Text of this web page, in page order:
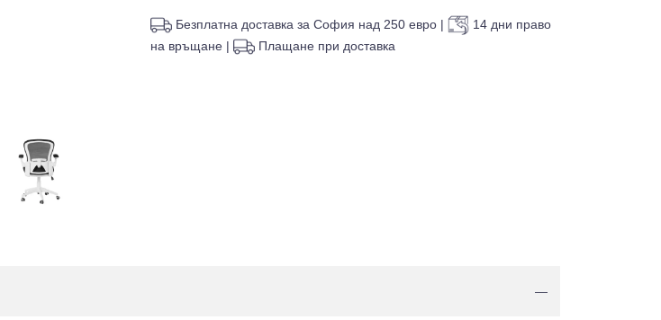
Безплатна доставка за София над 250 евро |
14 дни право
на връщане | Плащане при доставка
—